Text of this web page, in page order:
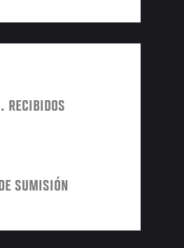
RECIBIDOS
SUMISIÓN